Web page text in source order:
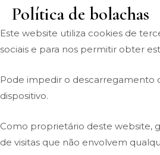
Política de bolachas
Este website utiliza cookies de
sociais e para nos permitir obter
Pode impedir o descarregamento
dispositivo.
Como proprietário deste website,
de visitas que não envolvem